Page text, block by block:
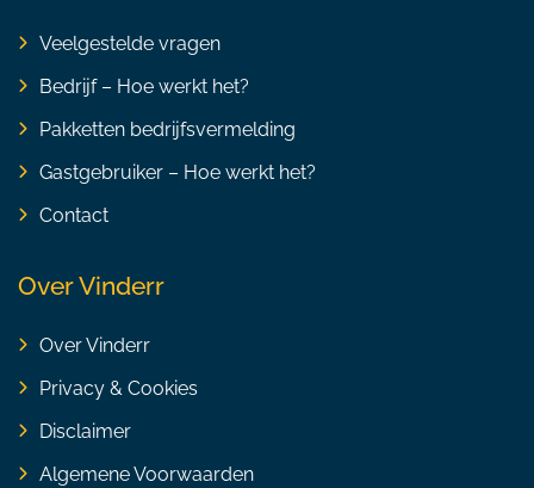
Veelgestelde vragen
Bedrijf – Hoe werkt het?
Pakketten bedrijfsvermelding
Gastgebruiker – Hoe werkt het?
Contact
Over Vinderr
Over Vinderr
Privacy & Cookies
Disclaimer
Algemene Voorwaarden